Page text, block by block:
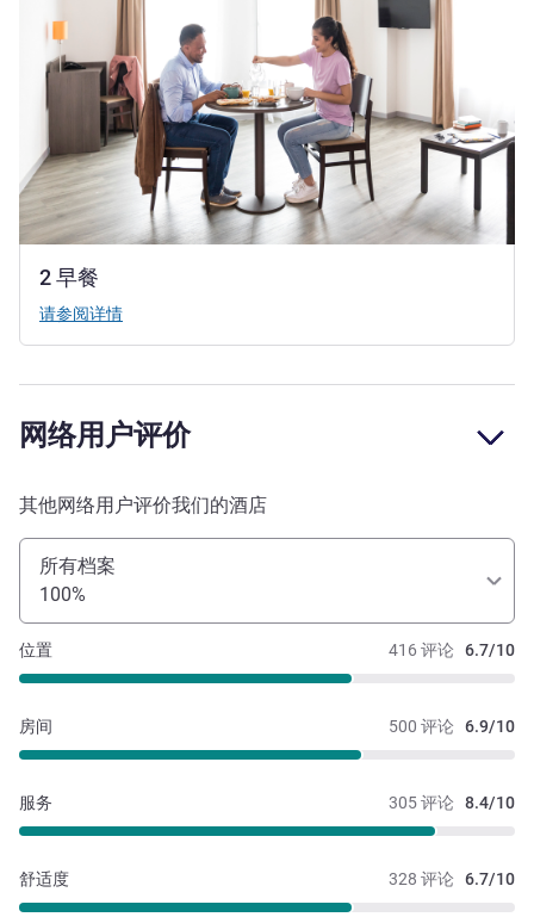
2 早餐
请参阅详情
网络用户评价
其他网络用户评价我们的酒店
所有档案
100%
416 评论 6.7/10
位置
500 评论 6.9/10
房间
305 评论 8.4/10
服务
328 评论 6.7/10
舒适度